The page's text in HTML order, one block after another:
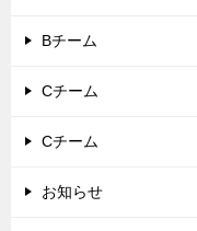
Bチーム
Cチーム
Cチーム
お知らせ